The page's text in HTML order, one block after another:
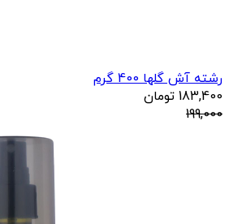
رشته آش گلها 400 گرم
183,400 تومان
199,000